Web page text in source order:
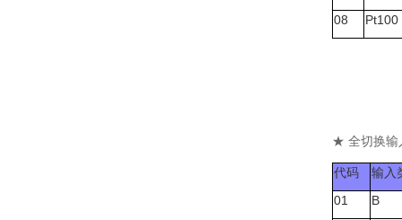
08
Pt100
★ 全切换输
代码
输入
01
B